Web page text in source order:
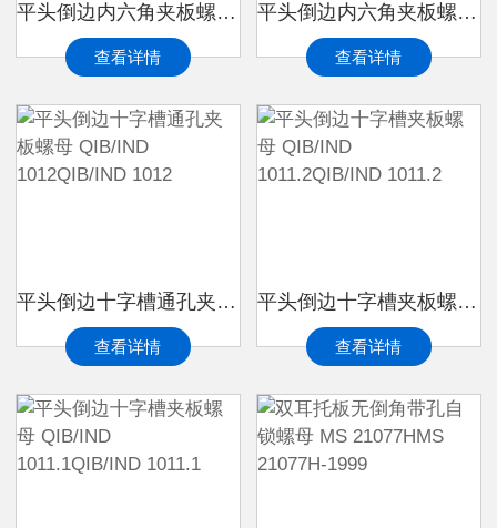
平头倒边内六角夹板螺母 QIB/IND 1013.2QIB/IND 1013.2
查看详情
平头倒边内六角夹板螺母 QIB/IND 1013.1QIB/IND 1013.1
查看详情
平头倒边十字槽通孔夹板螺母 QIB/IND 1012QIB/IND 1012
查看详情
平头倒边十字槽夹板螺母 QIB/IND 1011.2QIB/IND 1011.2
查看详情